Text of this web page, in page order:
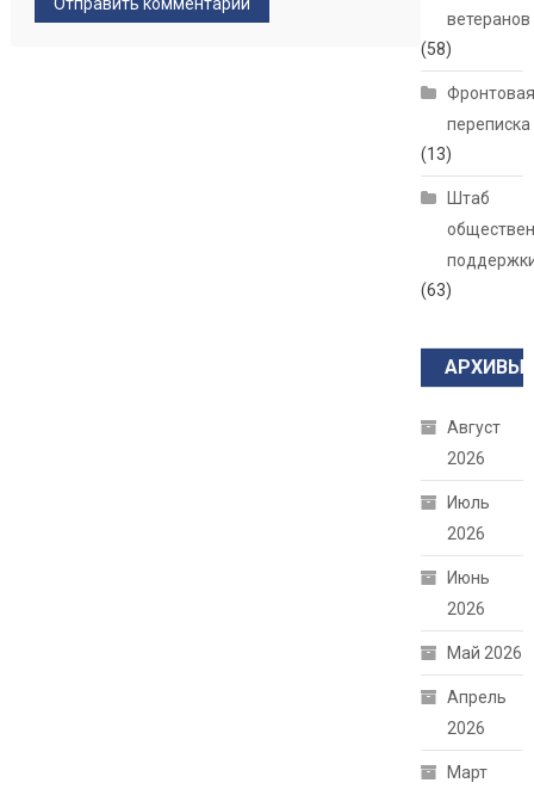
ветеранов
(58)
переписка
(13)
Штаб
(63)
АРХИВЫ
Август
2026
Июль
2026
Июнь
2026
Май 2026
Апрель
2026
Март